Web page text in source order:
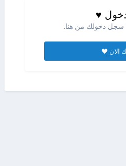
♥
سجل دخولك من هنا.
الان ♥